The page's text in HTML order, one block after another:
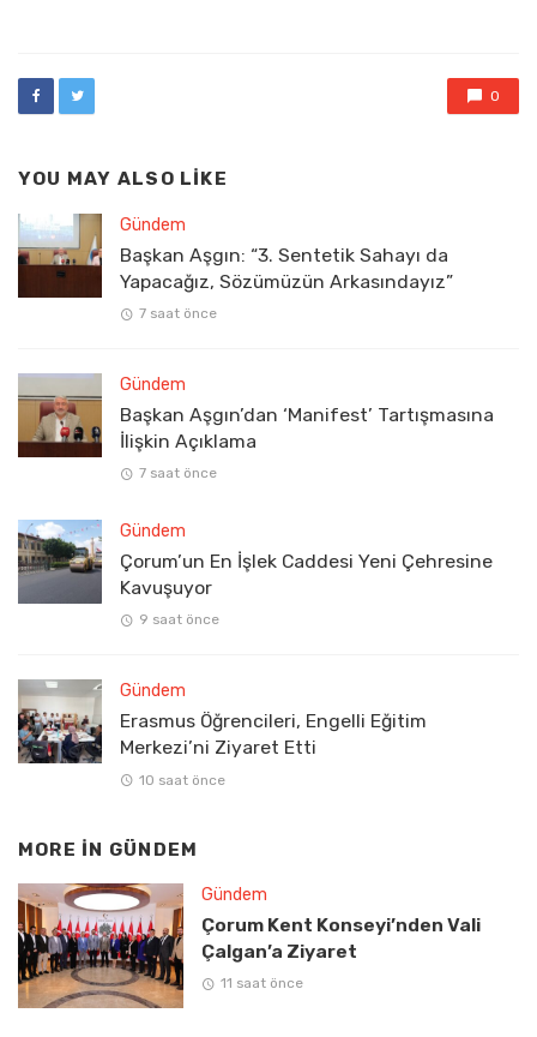
in
0
YOU MAY ALSO LIKE
Gündem
Başkan Aşgın: “3. Sentetik Sahayı da
Yapacağız, Sözümüzün Arkasındayız”
7 saat önce
Gündem
Başkan Aşgın’dan ‘Manifest’ Tartışmasına
İlişkin Açıklama
7 saat önce
Gündem
Çorum’un En İşlek Caddesi Yeni Çehresine
Kavuşuyor
9 saat önce
Gündem
Erasmus Öğrencileri, Engelli Eğitim
Merkezi’ni Ziyaret Etti
10 saat önce
MORE IN GÜNDEM
Gündem
Çorum Kent Konseyi’nden Vali
Çalgan’a Ziyaret
11 saat önce